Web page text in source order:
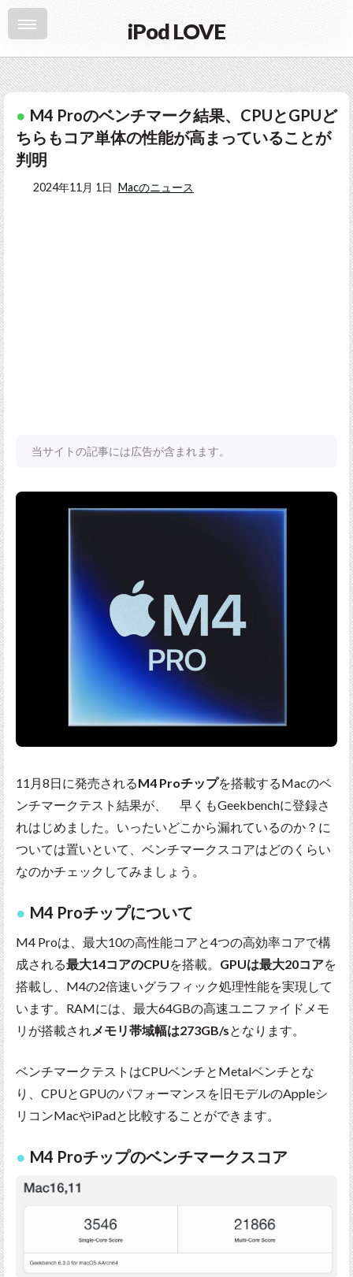
iPod LOVE
M4 Proのベンチマーク結果、CPUとGPUど
ちらもコア単体の性能が高まっていることが
判明
2024年11月 1日 Macのニュース
当サイトの記事には広告が含まれます。
11月8日に発売されるM4 Proチップを搭載するMacのベ
ンチマークテスト結果が、 早くもGeekbenchに登録さ
れはじめました。いったいどこから漏れているのか？に
ついては置いといて、ベンチマークスコアはどのくらい
なのかチェックしてみましょう。
M4 Proチップについて
M4 Proは、最大10の高性能コアと4つの高効率コアで構
成される最大14コアのCPUを搭載。 GPUは最大20コアを
搭載し、M4の2倍速いグラフィック処理性能を実現して
います。RAMには、最大64GBの高速ユニファイドメモ
リが搭載されメモリ帯域幅は273GB/sとなります。
ベンチマークテストはCPUベンチとMetalベンチとな
り、CPUとGPUのパフォーマンスを旧モデルのAppleシ
リコンMacやiPadと比較することができます。
M4 Proチップのベンチマークスコア